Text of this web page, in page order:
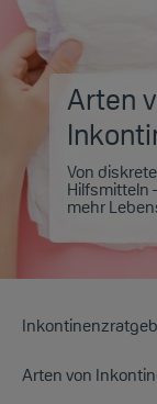
Arten
Von
Hilfsmitteln
mehr
Arten von